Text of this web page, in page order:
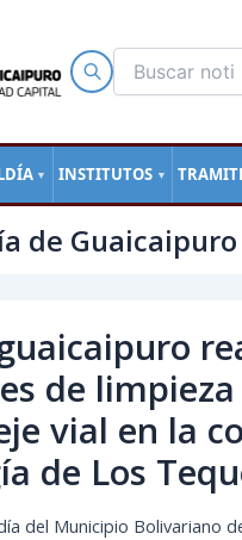
▼ INSTITUTOS ▼
de Guaicaipuro
de
vial en la
de Los
del Municipio Bolivariano